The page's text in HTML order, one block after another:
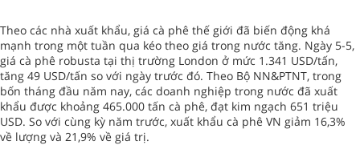
Theo các nhà xuất khẩu, giá cà phê thế giới đã biến động khá
mạnh trong một tuần qua kéo theo giá trong nước tăng. Ngày 5-5,
giá cà phê robusta tại thị trường London ở mức 1.341 USD/tấn,
tăng 49 USD/tấn so với ngày trước đó. Theo Bộ NN&PTNT, trong
bốn tháng đầu năm nay, các doanh nghiệp trong nước đã xuất
khẩu được khoảng 465.000 tấn cà phê, đạt kim ngạch 651 triệu
USD. So với cùng kỳ năm trước, xuất khẩu cà phê VN giảm 16,3%
về lượng và 21,9% về giá trị.